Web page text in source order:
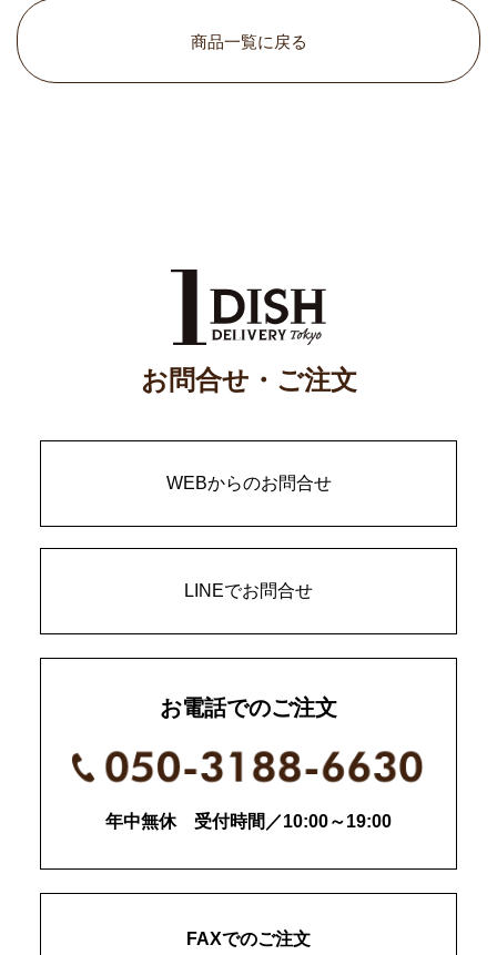
商品一覧に戻る
お問合せ・ご注文
WEBからのお問合せ
LINEでお問合せ
お電話でのご注文
年中無休 受付時間／10:00～19:00
FAXでのご注文